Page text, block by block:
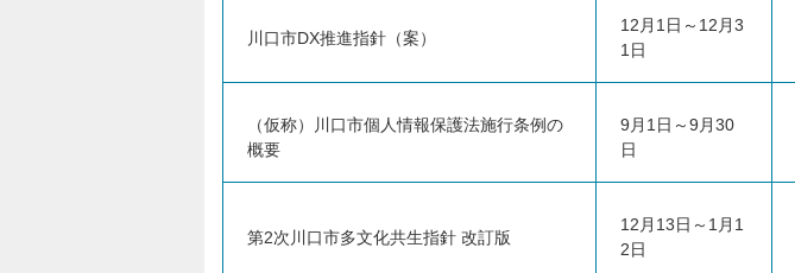
川口市DX推進指針（案）
12月1日～12月3
1日
（仮称）川口市個人情報保護法施行条例の
概要
9月1日～9月30
日
第2次川口市多文化共生指針 改訂版
12月13日～1月1
2日